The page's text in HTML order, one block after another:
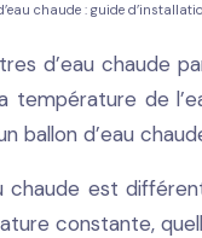
chaude : guide
d’eau
température de
ballon d’eau
est
constante,